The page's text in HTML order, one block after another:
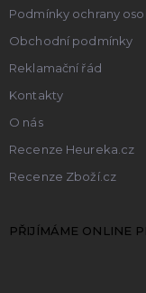
Podmínky ochrany
Obchodní podmínky
Reklamační řád
Kontakty
O nás
Recenze Heureka.cz
Recenze Zboží.cz
PŘIJÍMÁME ONLINE